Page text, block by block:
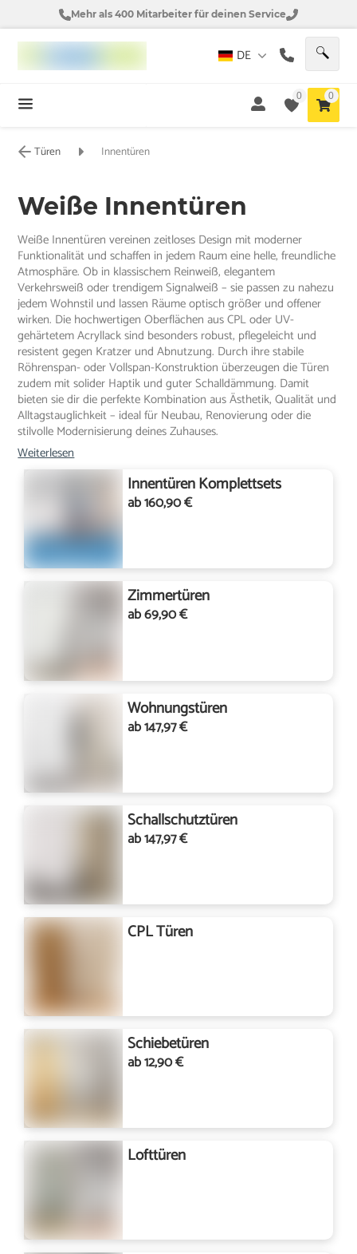
Mehr als 400 Mitarbeiter für deinen Service
DE
0 0
Türen Innentüren
Weiße Innentüren
Weiße Innentüren vereinen zeitloses Design mit moderner
Funktionalität und schaffen in jedem Raum eine helle, freundliche
Atmosphäre. Ob in klassischem Reinweiß, elegantem
Verkehrsweiß oder trendigem Signalweiß – sie passen zu nahezu
jedem Wohnstil und lassen Räume optisch größer und offener
wirken. Die hochwertigen Oberflächen aus CPL oder UV-
gehärtetem Acryllack sind besonders robust, pflegeleicht und
resistent gegen Kratzer und Abnutzung. Durch ihre stabile
Röhrenspan- oder Vollspan-Konstruktion überzeugen die Türen
zudem mit solider Haptik und guter Schalldämmung. Damit
bieten sie dir die perfekte Kombination aus Ästhetik, Qualität und
Alltagstauglichkeit – ideal für Neubau, Renovierung oder die
stilvolle Modernisierung deines Zuhauses.
Weiterlesen
Innentüren Komplettsets
ab 160,90 €
Zimmertüren
ab 69,90 €
Wohnungstüren
ab 147,97 €
Schallschutztüren
ab 147,97 €
CPL Türen
Schiebetüren
ab 12,90 €
Lofttüren